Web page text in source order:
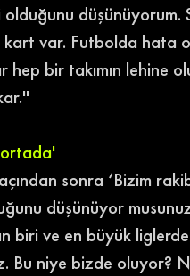
kart var. Futbolda hata
hep bir takımın
sonra ‘Bizim
düşünüyor
biri ve en büyük liglerde
Bu niye bizde oluyor?